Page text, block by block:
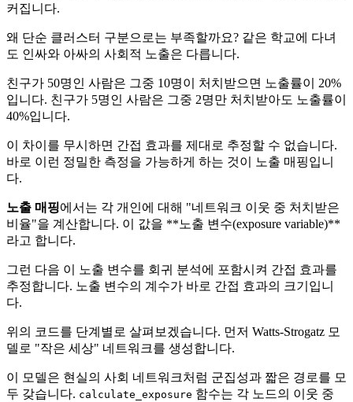
커집니다.
왜 단순 클러스터 구분으로는 부족할까요? 같은 학교에 다녀
도 인싸와 아싸의 사회적 노출은 다릅니다.
친구가 50명인 사람은 그중 10명이 처치받으면 노출률이 20%
입니다. 친구가 5명인 사람은 그중 2명만 처치받아도 노출률이
40%입니다.
이 차이를 무시하면 간접 효과를 제대로 추정할 수 없습니다.
바로 이런 정밀한 측정을 가능하게 하는 것이 노출 매핑입니
다.
노출 매핑에서는 각 개인에 대해 "네트워크 이웃 중 처치받은
비율"을 계산합니다. 이 값을 **노출 변수(exposure variable)**
라고 합니다.
그런 다음 이 노출 변수를 회귀 분석에 포함시켜 간접 효과를
추정합니다. 노출 변수의 계수가 바로 간접 효과의 크기입니
다.
위의 코드를 단계별로 살펴보겠습니다. 먼저 Watts-Strogatz 모
델로 "작은 세상" 네트워크를 생성합니다.
이 모델은 현실의 사회 네트워크처럼 군집성과 짧은 경로를 모
두 갖습니다. calculate_exposure 함수는 각 노드의 이웃 중